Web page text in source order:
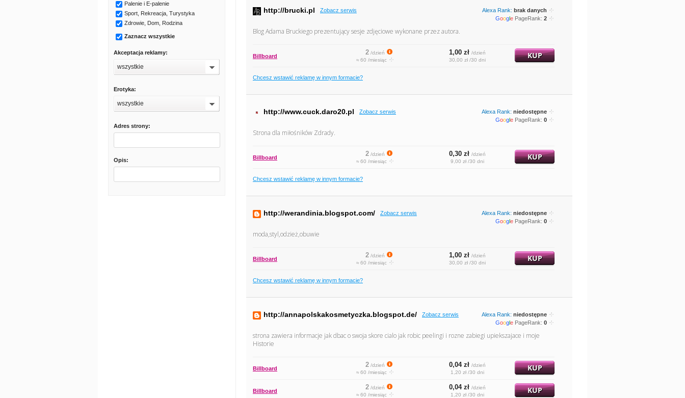
Palenie i E-palenie
Sport, Rekreacja, Turystyka
Zdrowie, Dom, Rodzina
Zaznacz wszystkie
Akceptacja reklamy:
wszystkie
Erotyka:
wszystkie
Adres strony:
Opis:
http://brucki.pl Zobacz serwis Alexa Rank: brak danych
Google PageRank: 2
Blog Adama Bruckiego prezentujący sesje zdjęciowe wykonane przez autora.
Billboard 2 /dzień
≈ 60 /miesiąc
1,00 zł /dzień
30,00 zł /30 dni
KUP
Chcesz wstawić reklamę w innym formacie?
http://www.cuck.daro20.pl Zobacz serwis Alexa Rank: niedostępne
Google PageRank: 0
Strona dla miłośników Zdrady.
Billboard 2 /dzień
≈ 60 /miesiąc
0,30 zł /dzień
9,00 zł /30 dni
KUP
Chcesz wstawić reklamę w innym formacie?
http://werandinia.blogspot.com/ Zobacz serwis Alexa Rank: niedostępne
Google PageRank: 0
moda,styl,odzież,obuwie
Billboard 2 /dzień
≈ 60 /miesiąc
1,00 zł /dzień
30,00 zł /30 dni
KUP
Chcesz wstawić reklamę w innym formacie?
http://annapolskakosmetyczka.blogspot.de/ Zobacz serwis Alexa Rank: niedostępne
Google PageRank: 0
strona zawiera informacje jak dbac o swoja skore cialo jak robic peelingi i rozne zabiegi upiekszajace i moje
Historie
Billboard 2 /dzień
≈ 60 /miesiąc
0,04 zł /dzień
1,20 zł /30 dni
KUP
Billboard 2 /dzień
≈ 60 /miesiąc
0,04 zł /dzień
1,20 zł /30 dni
KUP